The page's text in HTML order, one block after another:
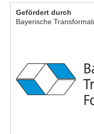
Gefördert durch
Bayerische